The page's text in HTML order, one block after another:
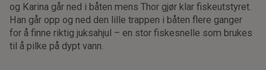
og Karina går ned i båten mens Thor gjør klar fiskeutstyret.
Han går opp og ned den lille trappen i båten flere ganger
for å finne riktig juksahjul – en stor fiskesnelle som brukes
til å pilke på dypt vann.